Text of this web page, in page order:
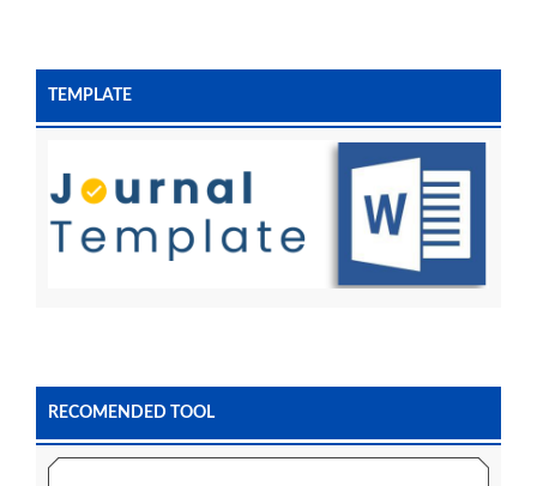
TEMPLATE
RECOMENDED TOOL